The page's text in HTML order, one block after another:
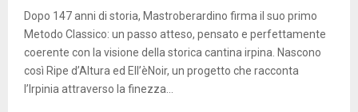
Dopo 147 anni di storia, Mastroberardino firma il suo primo
Metodo Classico: un passo atteso, pensato e perfettamente
coerente con la visione della storica cantina irpina. Nascono
così Ripe d’Altura ed Ell’èNoir, un progetto che racconta
l’Irpinia attraverso la finezza...